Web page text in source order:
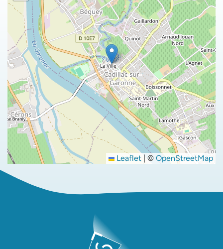
Leaflet © OpenStreetMap